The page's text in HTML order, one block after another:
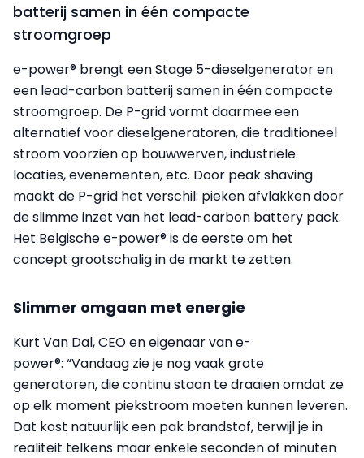
batterij samen in één compacte
stroomgroep
e-power® brengt een Stage 5-dieselgenerator en
een lead-carbon batterij samen in één compacte
stroomgroep. De P-grid vormt daarmee een
alternatief voor dieselgeneratoren, die traditioneel
stroom voorzien op bouwwerven, industriële
locaties, evenementen, etc. Door peak shaving
maakt de P-grid het verschil: pieken afvlakken door
de slimme inzet van het lead-carbon battery pack.
Het Belgische e-power® is de eerste om het
concept grootschalig in de markt te zetten.
Slimmer omgaan met energie
Kurt Van Dal, CEO en eigenaar van e-
power®: “Vandaag zie je nog vaak grote
generatoren, die continu staan te draaien omdat ze
op elk moment piekstroom moeten kunnen leveren.
Dat kost natuurlijk een pak brandstof, terwijl je in
realiteit telkens maar enkele seconden of minuten